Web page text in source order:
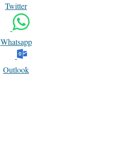
Twitter
Whatsapp
Outlook